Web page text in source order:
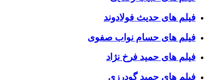
فیلم های حدیث فولادوند
فیلم های حسام نواب صفوی
فیلم های حمید فرخ نژاد
فیلم های حمید گودرزی